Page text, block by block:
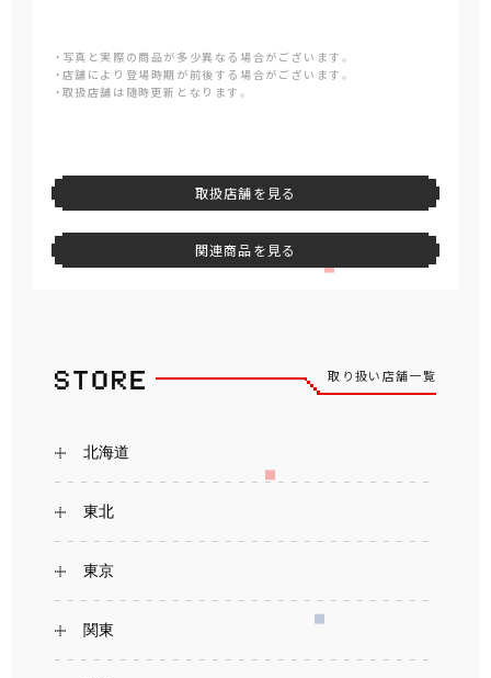
・写真と実際の商品が多少異なる場合がございます。
・店舗により登場時期が前後する場合がございます。
・取扱店舗は随時更新となります。
取扱店舗を見る
関連商品を見る
取り扱い店舗一覧
北海道
東北
東京
関東